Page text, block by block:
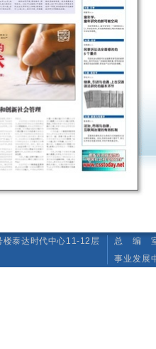
楼泰达时代中心11-12层
总 编 室
事业发